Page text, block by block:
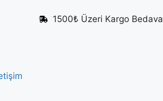
1500₺ Üzeri Kargo Bedava